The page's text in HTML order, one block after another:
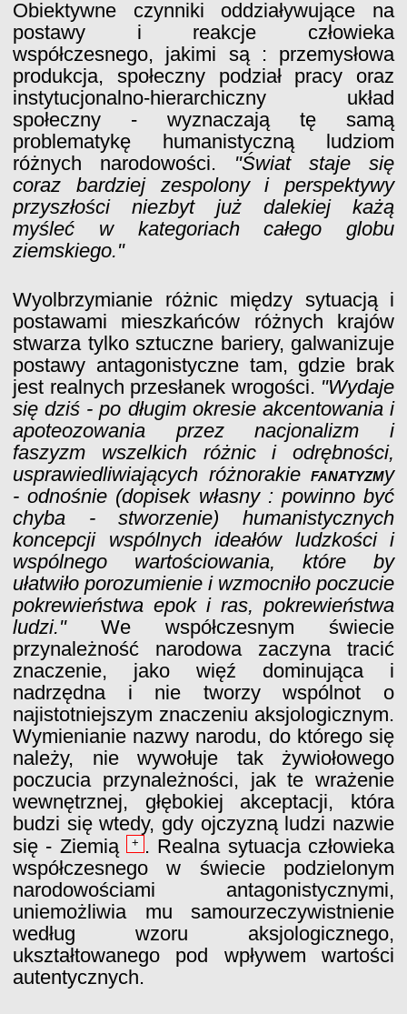
Obiektywne czynniki oddziaływujące na
postawy i reakcje człowieka
współczesnego, jakimi są : przemysłowa
produkcja, społeczny podział pracy oraz
instytucjonalno-hierarchiczny układ
społeczny - wyznaczają tę samą
problematykę humanistyczną ludziom
różnych narodowości. "Świat staje się
coraz bardziej zespolony i perspektywy
przyszłości niezbyt już dalekiej każą
myśleć w kategoriach całego globu
ziemskiego."
Wyolbrzymianie różnic między sytuacją i
postawami mieszkańców różnych krajów
stwarza tylko sztuczne bariery, galwanizuje
postawy antagonistyczne tam, gdzie brak
jest realnych przesłanek wrogości. "Wydaje
się dziś - po długim okresie akcentowania i
apoteozowania przez nacjonalizm i
faszyzm wszelkich różnic i odrębności,
usprawiedliwiających różnorakie fanatyzmy
- odnośnie (dopisek własny : powinno być
chyba - stworzenie) humanistycznych
koncepcji wspólnych ideałów ludzkości i
wspólnego wartościowania, które by
ułatwiło porozumienie i wzmocniło poczucie
pokrewieństwa epok i ras, pokrewieństwa
ludzi."We współczesnym świecie
przynależność narodowa zaczyna tracić
znaczenie, jako więź dominująca i
nadrzędna i nie tworzy wspólnot o
najistotniejszym znaczeniu aksjologicznym.
Wymienianie nazwy narodu, do którego się
należy, nie wywołuje tak żywiołowego
poczucia przynależności, jak te wrażenie
wewnętrznej, głębokiej akceptacji, która
budzi się wtedy, gdy ojczyzną ludzi nazwie
się - Ziemią
+ . Realna sytuacja człowieka
współczesnego w świecie podzielonym
narodowościami antagonistycznymi,
uniemożliwia mu samourzeczywistnienie
według wzoru aksjologicznego,
ukształtowanego pod wpływem wartości
autentycznych.